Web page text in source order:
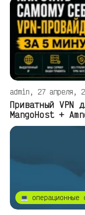
admin, 27 апреля,
Приватный VPN
MangoHost +
💻 операционные